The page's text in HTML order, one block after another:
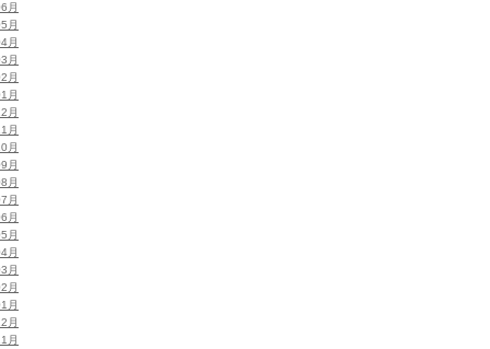
月
月
月
月
月
月
月
月
月
月
月
月
月
月
月
月
月
月
月
月